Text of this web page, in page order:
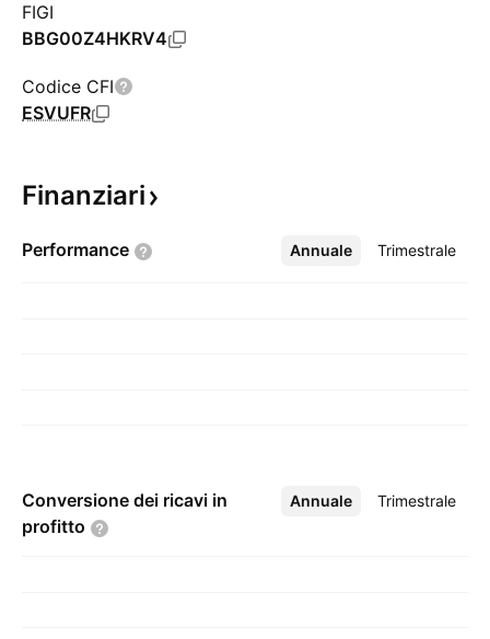
FIGI
BBG00Z4HKRV4
Codice CFI
ESVUFR
Finanziari
Performance Annuale Trimestrale
Altro
Conversione dei ricavi in
profitto
Annuale Trimestrale
Altro